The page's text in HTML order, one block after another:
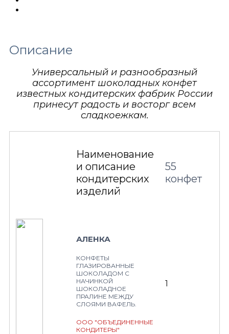
Описание
Универсальный и разнообразный
ассортимент шоколадных конфет
известных кондитерских фабрик России
принесут радость и восторг всем
сладкоежкам.
Наименование
и описание
кондитерских
изделий
55
конфет
АЛЕНКА
КОНФЕТЫ
ГЛАЗИРОВАННЫЕ
ШОКОЛАДОМ С
НАЧИНКОЙ
ШОКОЛАДНОЕ
ПРАЛИНЕ МЕЖДУ
СЛОЯМИ ВАФЕЛЬ.
ООО "ОБЪЕДИНЕННЫЕ
КОНДИТЕРЫ"
1